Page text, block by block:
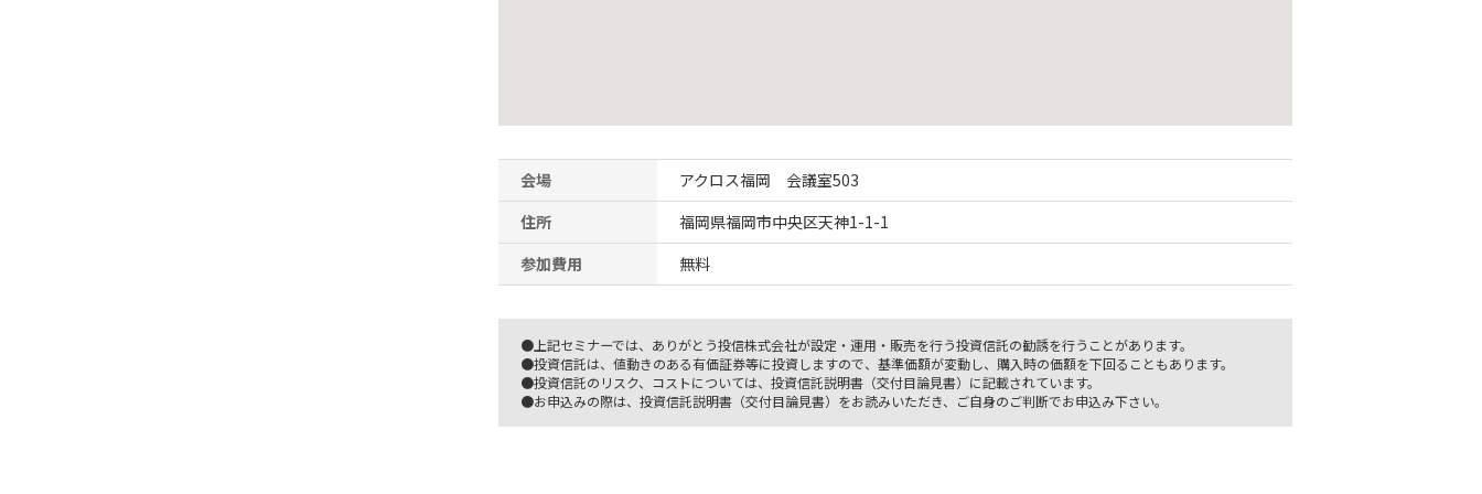
会場
アクロス福岡 会議室503
住所
福岡県福岡市中央区天神1-1-1
参加費用
無料
●上記セミナーでは、ありがとう投信株式会社が設定・運用・販売を行う投資信託の勧誘を行うことがあります。
●投資信託は、値動きのある有価証券等に投資しますので、基準価額が変動し、購入時の価額を下回ることもあります。
●投資信託のリスク、コストについては、投資信託説明書（交付目論見書）に記載されています。
●お申込みの際は、投資信託説明書（交付目論見書）をお読みいただき、ご自身のご判断でお申込み下さい。